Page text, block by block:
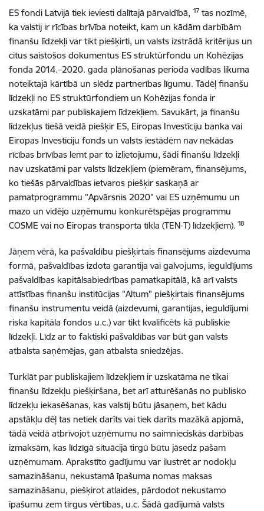
ES fondi Latvijā tiek ieviesti dalītajā pārvaldībā, 17 tas nozīmē,
ka valstij ir rīcības brīvība noteikt, kam un kādām darbībām
finanšu līdzekļi var tikt piešķirti, un valsts izstrādā kritērijus un
citus saistošos dokumentus ES struktūrfondu un Kohēzijas
fonda 2014.–2020. gada plānošanas perioda vadības likuma
noteiktajā kārtībā un slēdz partnerības līgumu. Tādēļ finanšu
līdzekļi no ES struktūrfondiem un Kohēzijas fonda ir
uzskatāmi par publiskajiem līdzekļiem. Savukārt, ja finanšu
līdzekļus tiešā veidā piešķir ES, Eiropas Investīciju banka vai
Eiropas Investīciju fonds un valsts iestādēm nav nekādas
rīcības brīvības lemt par to izlietojumu, šādi finanšu līdzekļi
nav uzskatāmi par valsts līdzekļiem (piemēram, finansējums,
ko tiešās pārvaldības ietvaros piešķir saskaņā ar
pamatprogrammu "Apvārsnis 2020" vai ES uzņēmumu un
mazo un vidējo uzņēmumu konkurētspējas programmu
COSME vai no Eiropas transporta tīkla (TEN-T) līdzekļiem). 18
Jāņem vērā, ka pašvaldību piešķirtais finansējums aizdevuma
formā, pašvaldības izdota garantija vai galvojums, ieguldījums
pašvaldības kapitālsabiedrības pamatkapitālā, kā arī valsts
attīstības finanšu institūcijas "Altum" piešķirtais finansējums
finanšu instrumentu veidā (aizdevumi, garantijas, ieguldījumi
riska kapitāla fondos u.c.) var tikt kvalificēts kā publiskie
līdzekļi. Līdz ar to faktiski pašvaldības var būt gan valsts
atbalsta saņēmējas, gan atbalsta sniedzējas.
Turklāt par publiskajiem līdzekļiem ir uzskatāma ne tikai
finanšu līdzekļu piešķiršana, bet arī atturēšanās no publisko
līdzekļu iekasēšanas, kas valstij būtu jāsaņem, bet kādu
apstākļu dēļ tas netiek darīts vai tiek darīts mazākā apjomā,
tādā veidā atbrīvojot uzņēmumu no saimnieciskās darbības
izmaksām, kas līdzīgā situācijā tirgū būtu jāsedz pašam
uzņēmumam. Aprakstīto gadījumu var ilustrēt ar nodokļu
samazināšanu, nekustamā īpašuma nomas maksas
samazināšanu, piešķirot atlaides, pārdodot nekustamo
īpašumu zem tirgus vērtības, u.c. Šādā gadījumā valsts